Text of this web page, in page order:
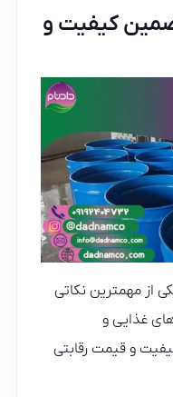
کیفیت و
از مهمترین نکاتی
غذایی و
و قیمت رقابتی